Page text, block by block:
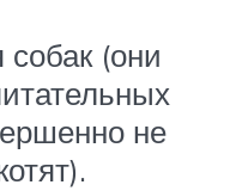
(они
не